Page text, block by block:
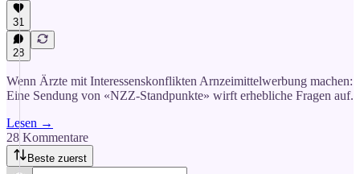
31
28
Wenn Ärzte mit Interessenskonflikten Arnzeimittelwerbung machen:
Eine Sendung von «NZZ-Standpunkte» wirft erhebliche Fragen auf.
Lesen →
28 Kommentare
Beste zuerst